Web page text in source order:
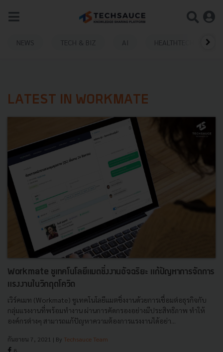
NEWS TECH & BIZ AI HEALTHTECH
LATEST IN WORKMATE
Workmate ชูเทคโนโลยีแมตชิ่งงานอัจฉริยะ แก้ปัญหาการจัดการ
แรงงานในวิกฤตโควิด
เวิร์คเมท (Workmate) ชูเทคโนโลยีแมตชิ่งงานด้วยการเชื่อมต่อธุรกิจกับ
กลุ่มแรงงานที่พร้อมทำงาน ผ่านการคัดกรองอย่างมีประสิทธิภาพ ทำให้
องค์กรต่างๆ สามารถแก้ปัญหาความต้องการแรงงานได้อย่า...
กันยายน 7, 2021 | By Techsauce Team
8